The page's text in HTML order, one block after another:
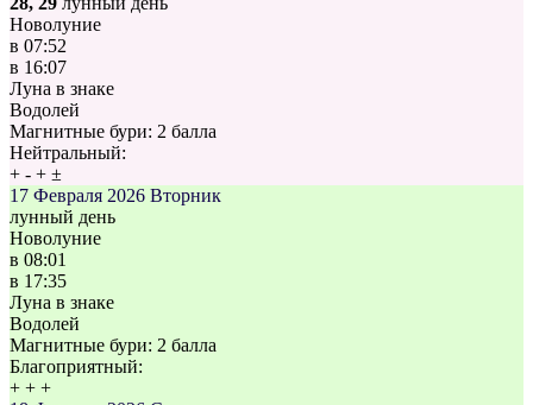
Новолуние
в 07:52
в 16:07
Луна в знаке
Водолей
Магнитные бури: 2 балла
Нейтральный:
+ - + ±
17 Февраля 2026 Вторник
лунный день
Новолуние
в 08:01
в 17:35
Луна в знаке
Водолей
Магнитные бури: 2 балла
Благоприятный:
+ + +